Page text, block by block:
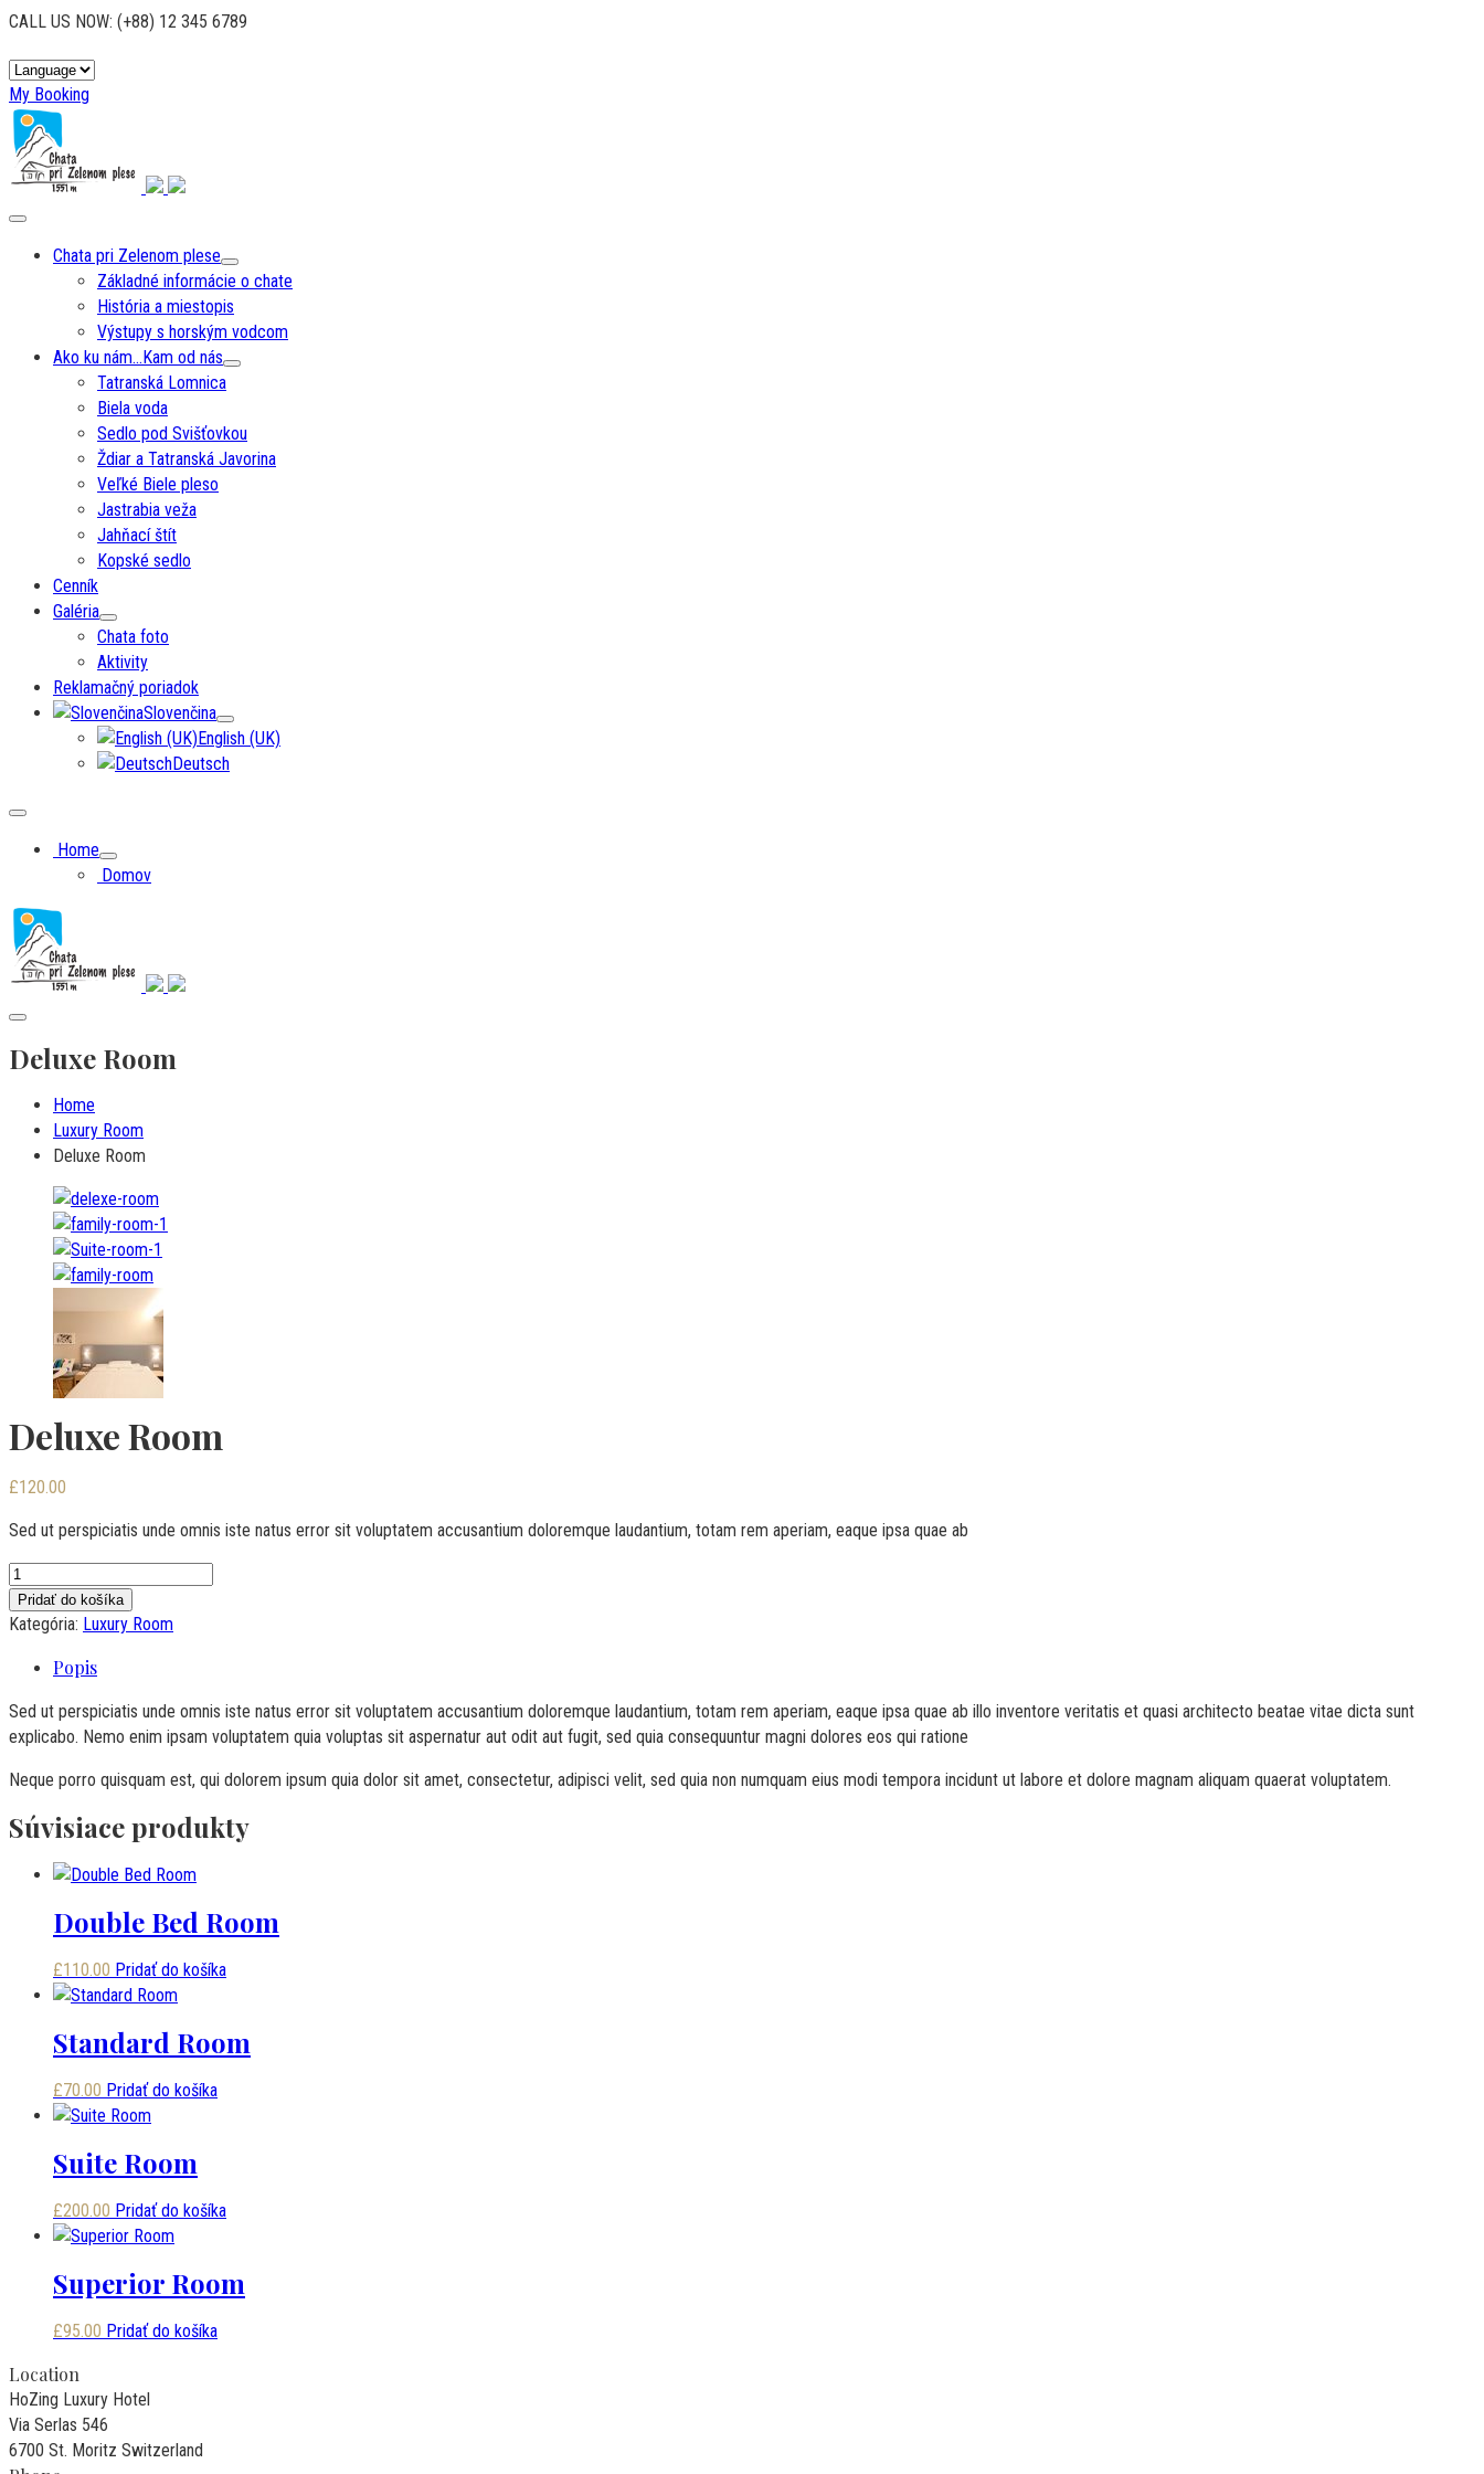
CALL US NOW: (+88) 12 345 6789
My Booking
Chata pri Zelenom plese
Základné informácie o chate
História a miestopis
Výstupy s horským vodcom
Ako ku nám…Kam od nás
Tatranská Lomnica
Biela voda
Sedlo pod Svišťovkou
Ždiar a Tatranská Javorina
Veľké Biele pleso
Jastrabia veža
Jahňací štít
Kopské sedlo
Cenník
Galéria
Chata foto
Aktivity
Reklamačný poriadok
Slovenčina
English (UK)
Deutsch
Home
Domov
Deluxe Room
Home
Luxury Room
Deluxe Room
Deluxe Room
£120.00
Sed ut perspiciatis unde omnis iste natus error sit voluptatem accusantium doloremque laudantium, totam rem aperiam, eaque ipsa quae ab
množstvo
Deluxe
Room
Pridať do košíka
Kategória: Luxury Room
Popis
Sed ut perspiciatis unde omnis iste natus error sit voluptatem accusantium doloremque laudantium, totam rem aperiam, eaque ipsa quae ab illo inventore veritatis et quasi architecto beatae vitae dicta sunt
explicabo. Nemo enim ipsam voluptatem quia voluptas sit aspernatur aut odit aut fugit, sed quia consequuntur magni dolores eos qui ratione
Neque porro quisquam est, qui dolorem ipsum quia dolor sit amet, consectetur, adipisci velit, sed quia non numquam eius modi tempora incidunt ut labore et dolore magnam aliquam quaerat voluptatem.
Súvisiace produkty
Double Bed Room
£110.00 Pridať do košíka
Standard Room
£70.00 Pridať do košíka
Suite Room
£200.00 Pridať do košíka
Superior Room
£95.00 Pridať do košíka
Location
HoZing Luxury Hotel
Via Serlas 546
6700 St. Moritz Switzerland